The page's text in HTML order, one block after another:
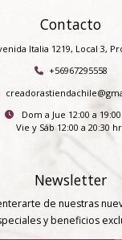
Contacto
Italia 1219, Local 3,
+56967295558
Dom a Jue 12:00 a
Vie y Sáb 12:00 a 20:30
Newsletter
de nuestras
y beneficios